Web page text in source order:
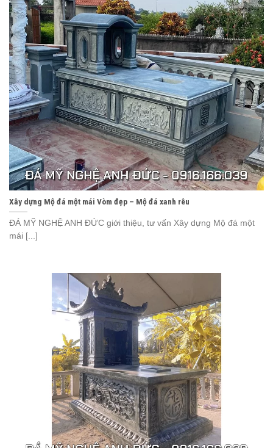
Xây dựng Mộ đá một mái Vòm đẹp – Mộ đá xanh rêu
ĐÁ MỸ NGHỆ ANH ĐỨC giới thiệu, tư vấn Xây dựng Mộ đá một
mái [...]